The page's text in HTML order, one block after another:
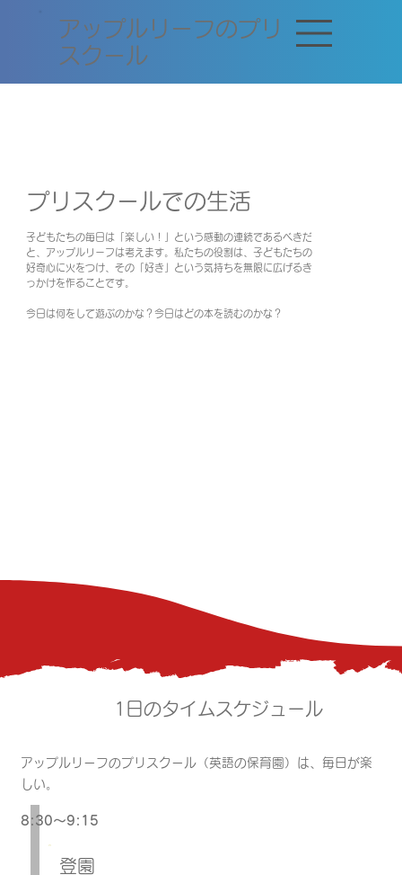
​アップルリーフのプリ
スクール
プリスクールでの生活
子どもたちの毎日は「楽しい！」という感動の連続であるべきだ
と、アップルリーフは考えます。私たちの役割は、子どもたちの
好奇心に火をつけ、その「好き」という気持ちを無限に広げるき
っかけを作ることです。
今日は何をして遊ぶのかな？今日はどの本を読むのかな？
1日のタイムスケジュール
アップルリーフのプリスクール（英語の保育園）は、毎日が楽
しい。
8:30～9:15
登園